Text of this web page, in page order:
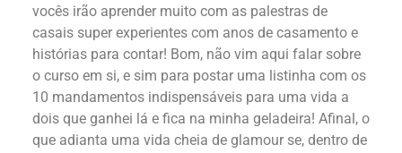
vocês irão aprender muito com as palestras de
casais super experientes com anos de casamento e
histórias para contar! Bom, não vim aqui falar sobre
o curso em si, e sim para postar uma listinha com os
10 mandamentos indispensáveis para uma vida a
dois que ganhei lá e fica na minha geladeira! Afinal, o
que adianta uma vida cheia de glamour se, dentro de